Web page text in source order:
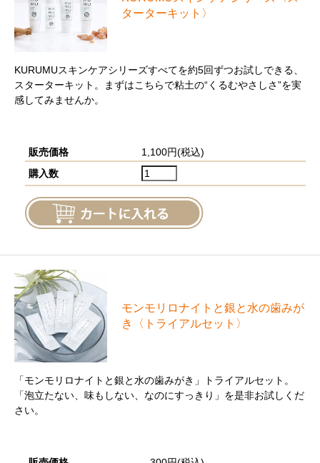
ターターキット〉
KURUMUスキンケアシリーズすべてを約5回ずつお試しできる、
スターターキット。まずはこちらで粘土の“くるむやさしさ”を実
感してみませんか。
販売価格
1,100円(税込)
購入数
モンモリロナイトと銀と⽔の⻭みが
き〈トライアルセット〉
「モンモリロナイトと銀と水の歯みがき」トライアルセット。
「泡立たない、味もしない、なのにすっきり」を是非お試しくだ
さい。